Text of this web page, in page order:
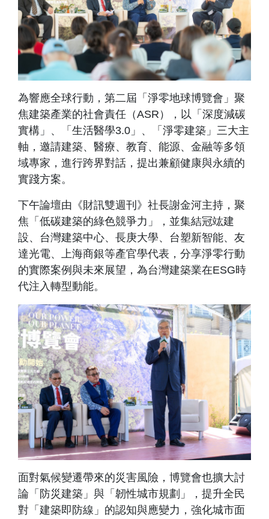
為響應全球行動，第二屆「淨零地球博覽會」聚
焦建築產業的社會責任（ASR），以「深度減碳
實構」、「生活醫學3.0」、「淨零建築」三大主
軸，邀請建築、醫療、教育、能源、金融等多領
域專家，進行跨界對話，提出兼顧健康與永續的
實踐方案。
下午論壇由《財訊雙週刊》社長謝金河主持，聚
焦「低碳建築的綠色競爭力」，並集結冠竑建
設、台灣建築中心、長庚大學、台塑新智能、友
達光電、上海商銀等產官學代表，分享淨零行動
的實際案例與未來展望，為台灣建築業在ESG時
代注入轉型動能。
面對氣候變遷帶來的災害風險，博覽會也擴大討
論「防災建築」與「韌性城市規劃」，提升全民
對「建築即防線」的認知與應變力，強化城市面